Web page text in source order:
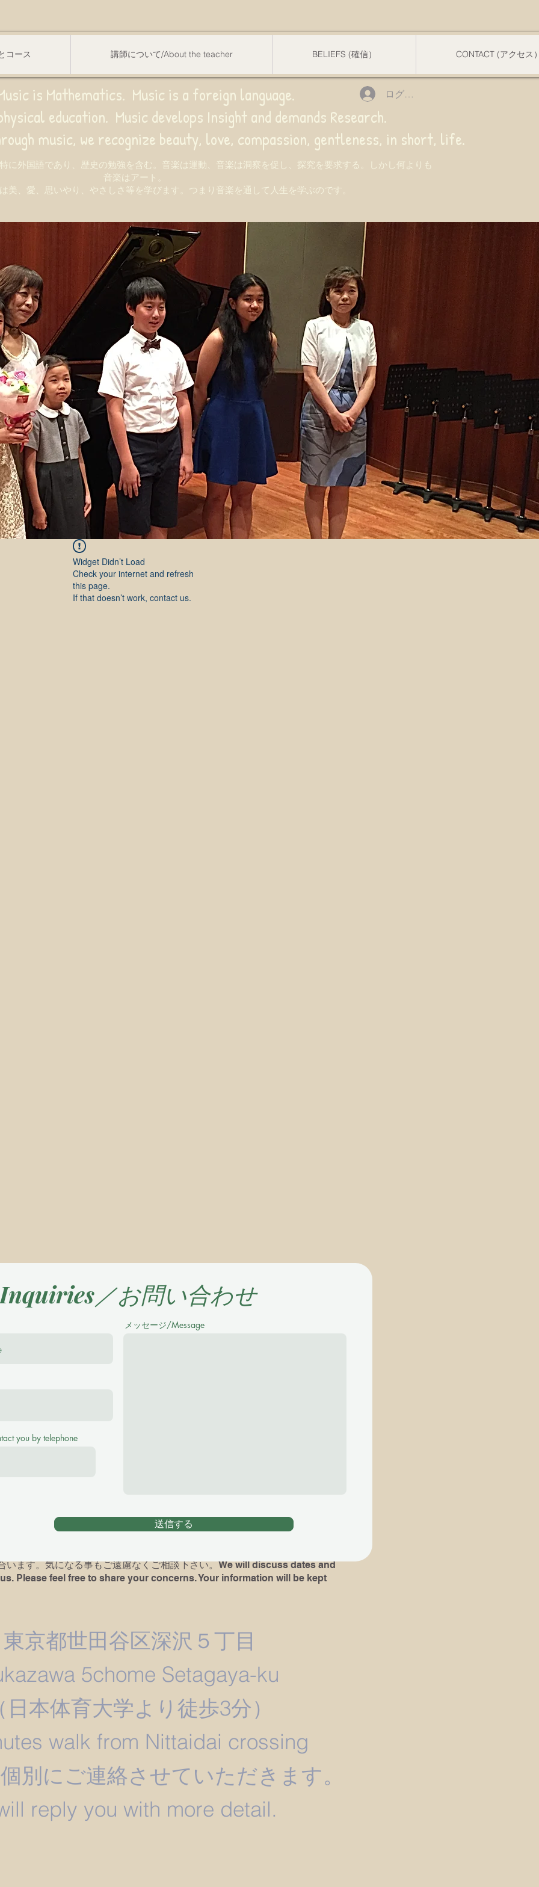
コース 講師について/About the teacher BELIEFS (確信） CONTACT (アクセス
ログイン
is Mathematics. Music is a foreign language.
education. Music develops Insight and demands Research.
recognize beauty, love, compassion, gentleness, in short, life.
に外国語であり、歴史の勉強を含む。音楽は運動、音楽は洞察を促し、探究を要求する。しかし何よりも
音楽はアート。
美、愛、思いやり、やさしさ等を学びます。つまり音楽を通して人生を学ぶのです。
Widget Didn’t Load
Check your internet and refresh
this page.
If that doesn’t work, contact us.
を受け付けます。(¥2500 for 40 minutes, ¥3000 for 60 minutes Trial lessons are
had piano lessons before, please let me know what books or pieces
います。気になる事もご遠慮なくご相談下さい。We will discuss dates and
Please feel free to share your concerns. Your information will be kept
Inquiries／お問い合わせ
you by telephone
メッセージ/Message
送信する
東京都世田谷区深沢５丁目
5chome Setagaya-ku
​（日本体育大学より徒歩3分）
walk from Nittaidai crossing
別にご連絡させていただきます。
reply you with more detail.